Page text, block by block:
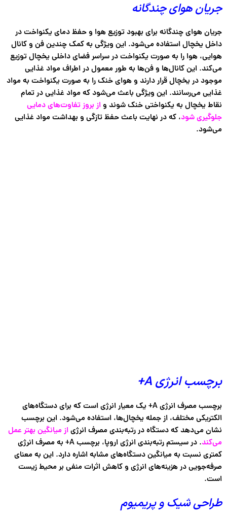
جریان هوای چندگانه
جریان هوای چندگانه برای بهبود توزیع هوا و حفظ دمای یکنواخت در
داخل یخچال استفاده می‌شود. این ویژگی به کمک چندین فن و کانال
هوایی، هوا را به صورت یکنواخت در سراسر فضای داخلی یخچال توزیع
می‌کند. این کانال‌ها و فن‌ها به طور معمول در اطراف مواد غذایی
موجود در یخچال قرار دارند و هوای خنک را به صورت یکنواخت به مواد
غذایی می‌رسانند. این ویژگی باعث می‌شود که مواد غذایی در تمام
نقاط یخچال به یکنواختی خنک شوند و از بروز تفاوت‌های دمایی
جلوگیری شود، که در نهایت باعث حفظ تازگی و بهداشت مواد غذایی
می‌شود.
برچسب انرژی A+
برچسب مصرف انرژی A+ یک معیار انرژی است که برای دستگاه‌های
الکتریکی مختلف، از جمله یخچال‌ها، استفاده می‌شود. این برچسب
نشان می‌دهد که دستگاه در رتبه‌بندی مصرف انرژیاز میانگین بهتر عمل
می‌کند
. در سیستم رتبه‌بندی انرژی اروپا، برچسب A+ به مصرف انرژی
کمتری نسبت به میانگین دستگاه‌های مشابه اشاره دارد. این به معنای
صرفه‌جویی در هزینه‌های انرژی و کاهش اثرات منفی بر محیط زیست
است.
طراحی شیک و پریمیوم